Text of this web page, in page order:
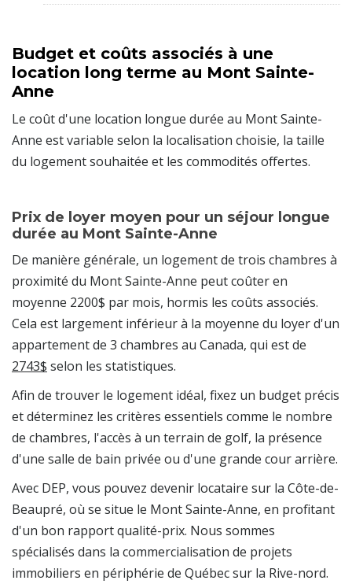
Budget et coûts associés à une
location long terme au Mont Sainte-
Anne
Le coût d'une location longue durée au Mont Sainte-
Anne est variable selon la localisation choisie, la taille
du logement souhaitée et les commodités offertes.
Prix de loyer moyen pour un séjour longue
durée au Mont Sainte-Anne
De manière générale, un logement de trois chambres à
proximité du Mont Sainte-Anne peut coûter en
moyenne 2200$ par mois, hormis les coûts associés.
Cela est largement inférieur à la moyenne du loyer d'un
appartement de 3 chambres au Canada, qui est de
2743$ selon les statistiques.
Afin de trouver le logement idéal, fixez un budget précis
et déterminez les critères essentiels comme le nombre
de chambres, l'accès à un terrain de golf, la présence
d'une salle de bain privée ou d'une grande cour arrière.
Avec DEP, vous pouvez devenir locataire sur la Côte-de-
Beaupré, où se situe le Mont Sainte-Anne, en profitant
d'un bon rapport qualité-prix. Nous sommes
spécialisés dans la commercialisation de projets
immobiliers en périphérie de Québec sur la Rive-nord.